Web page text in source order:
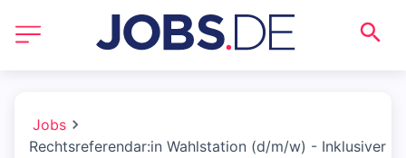
Jobs
Rechtsreferendar:in Wahlstation (d/m/w) - Inklusiver